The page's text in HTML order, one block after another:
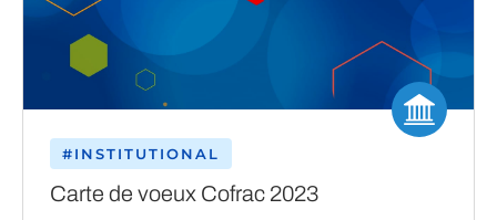
#INSTITUTIONAL
Carte de voeux Cofrac 2023